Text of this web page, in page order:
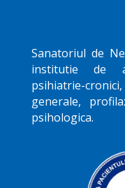
Sanatoriul de
institutie de
psihiatrie-
generale,
psihologica.